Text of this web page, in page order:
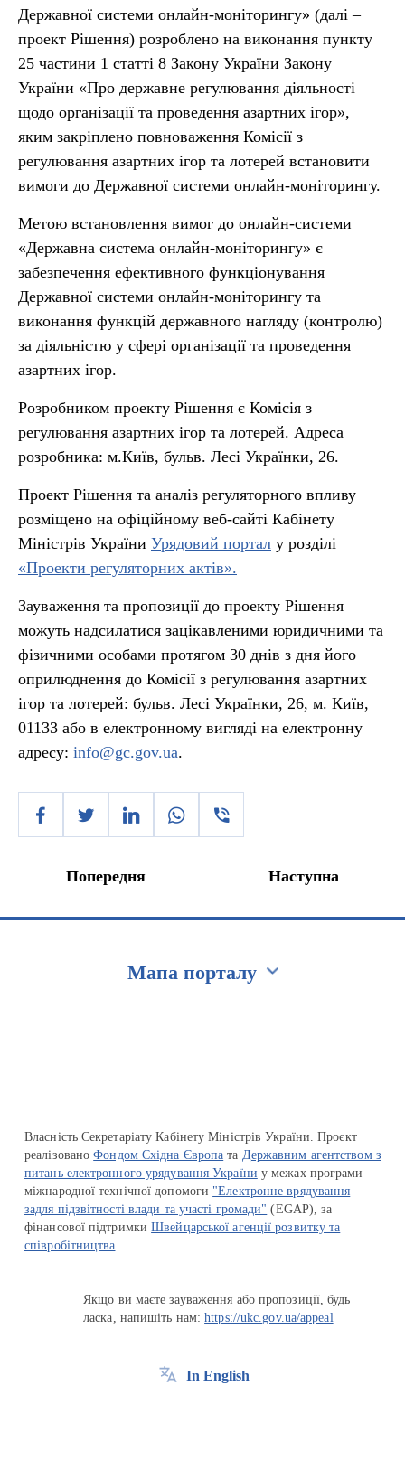
Державної системи онлайн-моніторингу» (далі –
проект Рішення) розроблено на виконання пункту
25 частини 1 статті 8 Закону України Закону
України «Про державне регулювання діяльності
щодо організації та проведення азартних ігор»,
яким закріплено повноваження Комісії з
регулювання азартних ігор та лотерей встановити
вимоги до Державної системи онлайн-моніторингу.
Метою встановлення вимог до онлайн-системи
«Державна система онлайн-моніторингу» є
забезпечення ефективного функціонування
Державної системи онлайн-моніторингу та
виконання функцій державного нагляду (контролю)
за діяльністю у сфері організації та проведення
азартних ігор.
Розробником проекту Рішення є Комісія з
регулювання азартних ігор та лотерей. Адреса
розробника: м.Київ, бульв. Лесі Українки, 26.
Проект Рішення та аналіз регуляторного впливу
розміщено на офіційному веб-сайті Кабінету
Міністрів України Урядовий портал у розділі
«Проекти регуляторних актів».
Зауваження та пропозиції до проекту Рішення
можуть надсилатися зацікавленими юридичними та
фізичними особами протягом 30 днів з дня його
оприлюднення до Комісії з регулювання азартних
ігор та лотерей: бульв. Лесі Українки, 26, м. Київ,
01133 або в електронному вигляді на електронну
адресу: info@gc.gov.ua.
Попередня Наступна
Мапа порталу
Власність Секретаріату Кабінету Міністрів України. Проєкт
реалізованоФондом Східна Європа та Державним агентством з
питань електронного урядування України у межах програми
міжнародної технічної допомоги "Електронне врядування
задля підзвітності влади та участі громади" (EGAP), за
фінансової підтримкиШвейцарської агенції розвитку та
співробітництва
Якщо ви маєте зауваження або пропозиції, будь
ласка, напишіть нам:https://ukc.gov.ua/appeal
In English